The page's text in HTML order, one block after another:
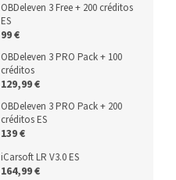
OBDeleven 3 Free + 200 créditos
ES
99 €
OBDeleven 3 PRO Pack + 100
créditos
129,99 €
OBDeleven 3 PRO Pack + 200
créditos ES
139 €
iCarsoft LR V3.0 ES
164,99 €